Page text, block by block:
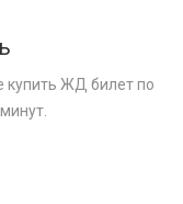
купить ЖД билет по